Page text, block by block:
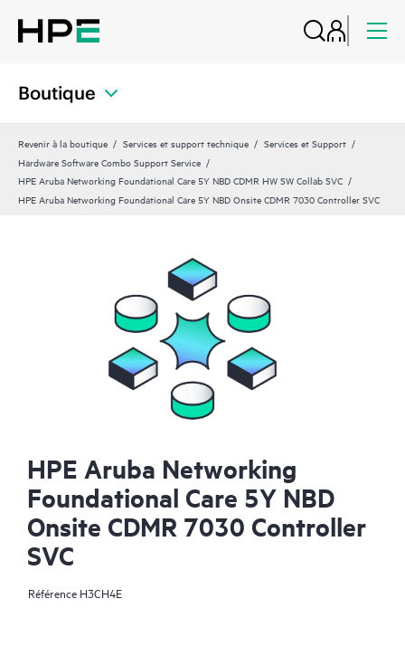
Boutique
Revenir à la boutique Services et support technique
Services et Support
Hardware Software Combo Support Service
HPE Aruba Networking Foundational Care 5Y NBD CDMR HW SW Collab SVC
HPE Aruba Networking Foundational Care 5Y NBD Onsite CDMR 7030 Controller SVC
HPE Aruba Networking
Foundational Care 5Y NBD
Onsite CDMR 7030 Controller
SVC
Référence H3CH4E